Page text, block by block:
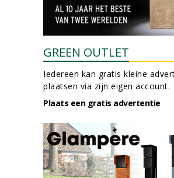
GREEN OUTLET
Iedereen kan gratis kleine
plaatsen via zijn eigen account.
Plaats een gratis advertentie